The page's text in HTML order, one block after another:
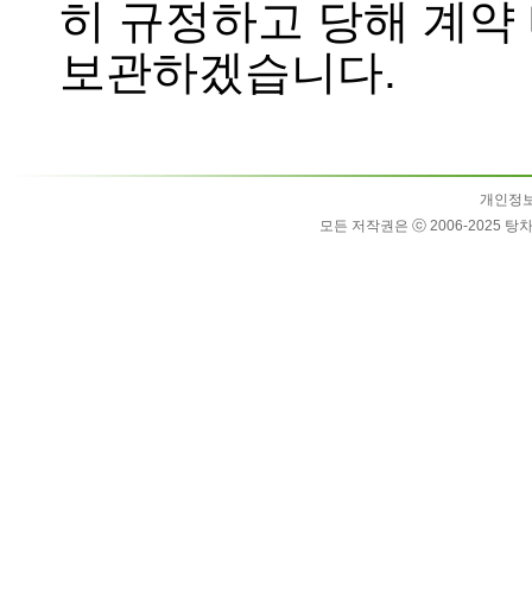
히 규정하고 당해 계
보관하겠습니다.
개인정
모든 저작권은 ⓒ 2006-2025 탕